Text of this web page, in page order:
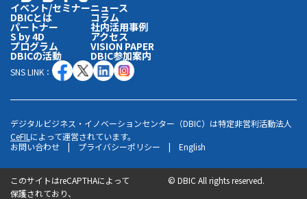
コーディネータのご紹介
イベント/セミナー
DBICとは
パートナー
S by 4D
プログラム
DBICの活動
ニュース
コラム
社内活用事例
アクセス
VISION PAPER
DBIC参加案内
SNS LINK：
デジタルビジネス・イノベーションセンター（DBIC）は特定非営利活動法人
CeFIL によって運営されています。
お問い合わせ
| プライバシーポリシー | English
このサイトはreCAPTHAによって
保護されており、
©DBIC All rights reserved.